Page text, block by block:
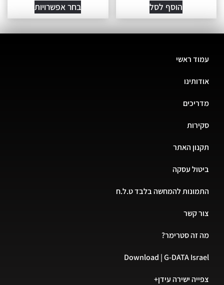
הוסף לסל בחר אפשרויות
עמוד ראשי
אודותינו
מדריכים
סקירות
תקנון האתר
ביטול עסקה
התמונות להמחשה בלבד ט.ל.ח
צור קשר
מה זה סטרימר?
Download | G-DATA Israel
צפייה ישירה עידן+